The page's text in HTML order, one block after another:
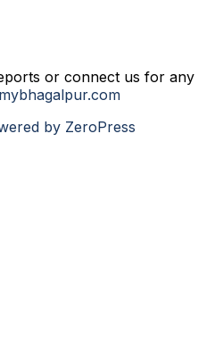
or connect us for any
by ZeroPress